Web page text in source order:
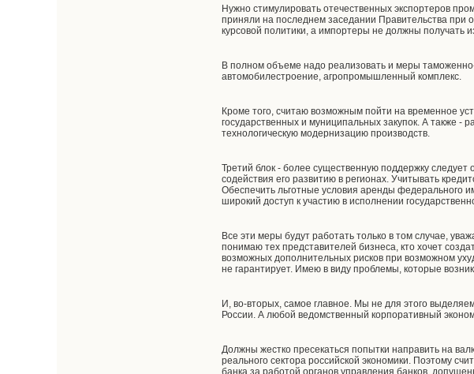
Нужно стимулировать отечественных экспортеров
приняли на последнем заседании Правительства
курсовой политики, а импортеры не должны получать
В полном объеме надо реализовать и меры
автомобилестроение, агропромышленный комплекс.
Кроме того, считаю возможным пойти на временное
государственных и муниципальных закупок. А также -
технологическую модернизацию производств.
Третий блок - более существенную поддержку
содействия его развитию в регионах. Учитывать
Обеспечить льготные условия аренды федерального
широкий доступ к участию в исполнении
Все эти меры будут работать только в том случае,
понимаю тех представителей бизнеса, кто хочет
возможных дополнительных рисков при возможном
не гарантирует. Имею в виду проблемы, которые
И, во-вторых, самое главное. Мы не для этого
России. А любой ведомственный корпоративный
Должны жестко пресекаться попытки направить на
реального сектора российской экономики. Поэтому
банка за работой органов управления банков,